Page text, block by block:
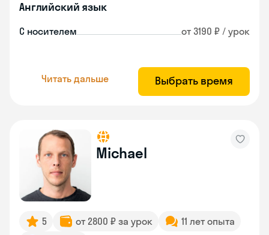
Английский язык
С носителем от 3190 ₽ / урок
Читать дальше Выбрать время
Michael
5 от 2800 ₽ за урок
11 лет опыта